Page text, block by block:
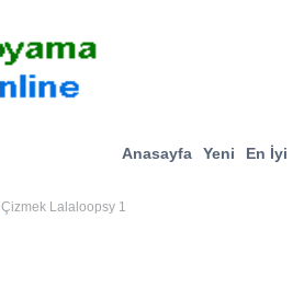
Anasayfa Yeni En İyi
Çizmek Lalaloopsy 1